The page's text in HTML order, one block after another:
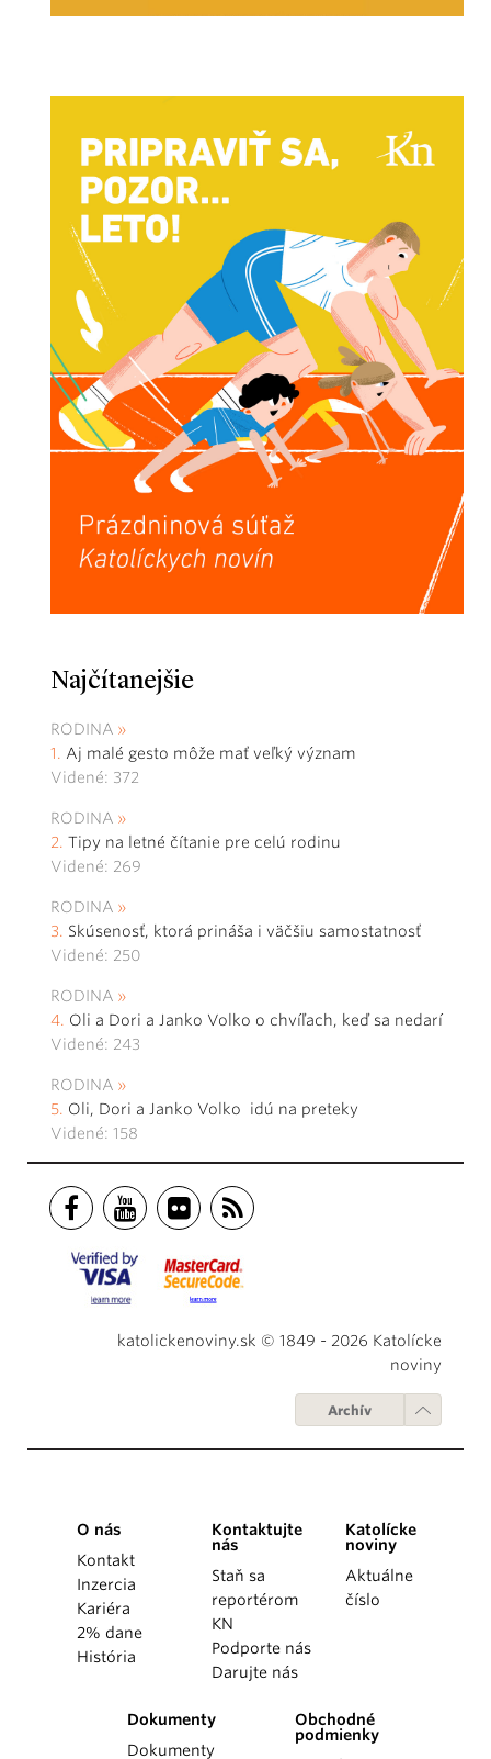
Najčítanejšie
RODINA
Aj malé gesto môže mať veľký význam
Videné: 372
RODINA
Tipy na letné čítanie pre celú rodinu
Videné: 269
RODINA
Skúsenosť, ktorá prináša i väčšiu samostatnosť
Videné: 250
RODINA
Oli a Dori a Janko Volko o chvíľach, keď sa nedarí
Videné: 243
RODINA
Oli, Dori a Janko Volko idú na preteky
Videné: 158
katolickenoviny.sk © 1849 - 2026 Katolícke
noviny
Archív
O nás
Kontakt
Inzercia
Kariéra
2% dane
História
Kontaktujte
nás
Staň sa
reportérom
KN
Podporte nás
Darujte nás
Katolícke
noviny
Aktuálne
číslo
Dokumenty
Dokumenty
Obchodné
podmienky